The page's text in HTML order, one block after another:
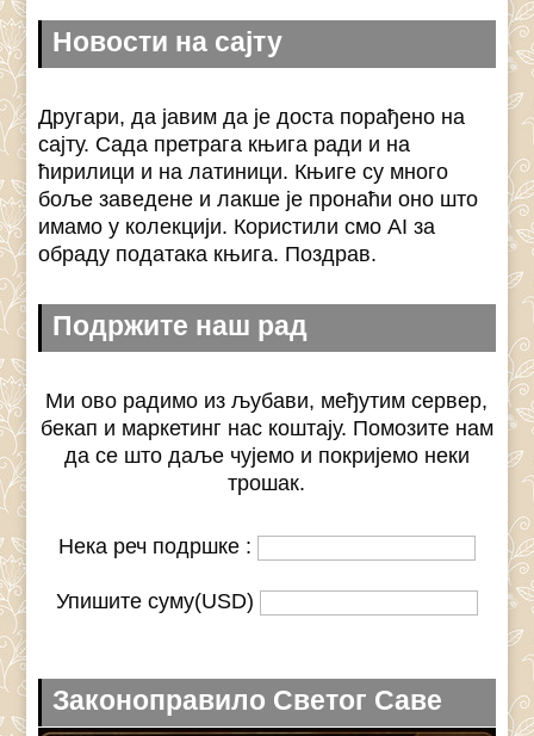
Новости на сајту
Другари, да јавим да је доста порађено на
сајту. Сада претрага књига ради и на
ћирилици и на латиници. Књиге су много
боље заведене и лакше је пронаћи оно што
имамо у колекцији. Користили смо AI за
обраду података књига. Поздрав.
Подржите наш рад
Ми ово радимо из љубави, међутим сервер,
бекап и маркетинг нас коштају. Помозите нам
да се што даље чујемо и покријемо неки
трошак.
Нека реч подршке :
Упишите суму(USD)
Законоправило Светог Саве